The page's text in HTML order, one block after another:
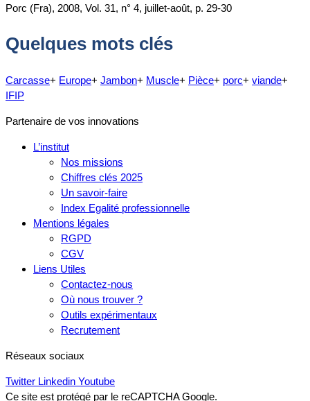
Porc (Fra), 2008, Vol. 31, n° 4, juillet-août, p. 29-30
Quelques mots clés
Carcasse+ Europe+ Jambon+ Muscle+ Pièce+ porc+ viande+
IFIP
Partenaire de vos innovations
L’institut
Nos missions
Chiffres clés 2025
Un savoir-faire
Index Egalité professionnelle
Mentions légales
RGPD
CGV
Liens Utiles
Contactez-nous
Où nous trouver ?
Outils expérimentaux
Recrutement
Réseaux sociaux
Twitter Linkedin Youtube
Ce site est protégé par le reCAPTCHA Google.